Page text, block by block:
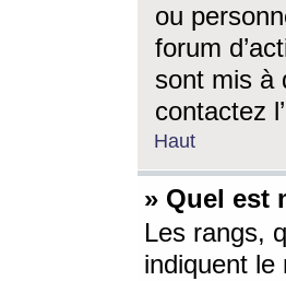
ou
forum
sont mis à
contactez
Haut
» Quel est
Les rangs,
indiquent le